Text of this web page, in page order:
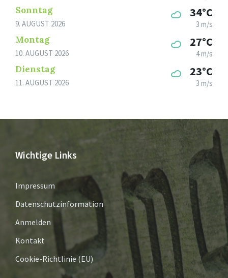
Sonntag
9. AUGUST 2026
34°C
3 m/s
Montag
10. AUGUST 2026
27°C
4 m/s
Dienstag
11. AUGUST 2026
23°C
3 m/s
Wichtige Links
Impressum
Datenschutzinformation
Anmelden
Kontakt
Cookie-Richtlinie (EU)